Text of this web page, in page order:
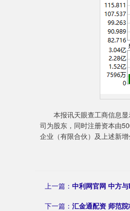
本报讯天眼查工商信息显
司为股东，同时注册资本由
企业（有限合伙）及上述新增
上一篇： 中利网官网 中方
下一篇： 汇金通配资 师范